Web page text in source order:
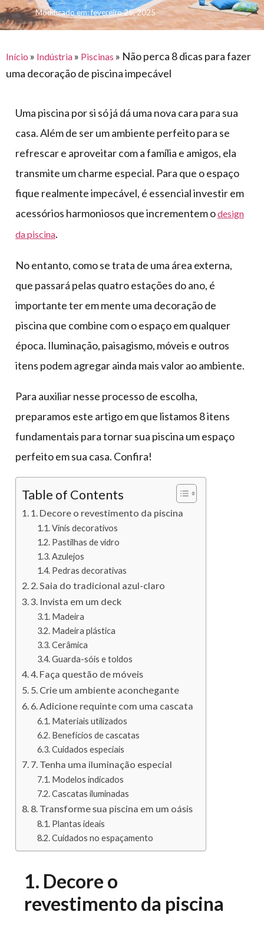
premiações
para
o
feira
offshore
civil
piscinas
automotivo
móveis,
calçados,
epi's
e
e logística
armazenagem
lonas
vida
caminhoneiro
Modificado em: fevereiro 25, 2025
Início » Indústria » Piscinas » Não perca 8 dicas para fazer
uma decoração de piscina impecável
Uma piscina por si só já dá uma nova cara para sua
casa. Além de ser um ambiente perfeito para se
refrescar e aproveitar com a família e amigos, ela
transmite um charme especial. Para que o espaço
fique realmente impecável, é essencial investir em
acessórios harmoniosos que incrementem odesign
da piscina.
No entanto, como se trata de uma área externa,
que passará pelas quatro estações do ano, é
importante ter em mente uma decoração de
piscina que combine com o espaço em qualquer
época. Iluminação, paisagismo, móveis e outros
itens podem agregar ainda mais valor ao ambiente.
Para auxiliar nesse processo de escolha,
preparamos este artigo em que listamos 8 itens
fundamentais para tornar sua piscina um espaço
perfeito em sua casa. Confira!
Table of Contents
1. Decore o revestimento da piscina
Vinis decorativos
Pastilhas de vidro
Azulejos
Pedras decorativas
2. Saia do tradicional azul-claro
3. Invista em um deck
Madeira
Madeira plástica
Cerâmica
Guarda-sóis e toldos
4. Faça questão de móveis
5. Crie um ambiente aconchegante
6. Adicione requinte com uma cascata
Materiais utilizados
Benefícios de cascatas
Cuidados especiais
7. Tenha uma iluminação especial
Modelos indicados
Cascatas iluminadas
8. Transforme sua piscina em um oásis
Plantas ideais
Cuidados no espaçamento
1. Decore o
revestimento da piscina